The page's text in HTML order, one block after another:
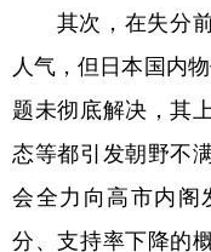
多语种频道
English
Русский язык
其次，在失分前
人气，但日本国内
题未彻底解决，其
态等都引发朝野不
会全力向高市内阁
分、支持率下降的